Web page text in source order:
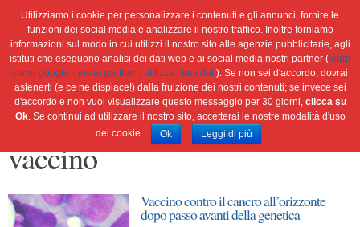
Home Ambiente Attualità
Cultura e società
Green economy
Salute Scienza&tec
Libri
Blog
Viaggi
vaccino
Vaccino contro il cancro all’orizzonte
dopo passo avanti della genetica
Utilizziamo i cookie per personalizzare i contenuti e gli annunci, fornire le
funzioni dei social media e analizzare il nostro traffico. Inoltre forniamo
informazioni sul modo in cui utilizzi il nostro sito alle agenzie pubblicitarie, agli
istituti che eseguono analisi dei dati web e ai social media nostri partner ( leggi
come google -nostro partner - utilizza i tuoi dati). Se non sei d'accordo, dovrai
astenerti (e ce ne dispiace!) dalla fruizione dei nostri contenuti; se invece sei
d'accordo e non vuoi visualizzare questo messaggio per 30 giorni, clicca su
Ok. Se continui ad utilizzare il nostro sito, accetterai le nostre modalità d'uso
dei cookie.
Ok Leggi di più